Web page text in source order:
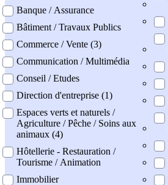
Banque / Assurance
Bâtiment / Travaux Publics
Commerce / Vente (3)
Communication / Multimédia
Conseil / Etudes
Direction d'entreprise (1)
Espaces verts et naturels /
Agriculture / Pêche / Soins aux
animaux (4)
Hôtellerie - Restauration /
Tourisme / Animation
Immobilier